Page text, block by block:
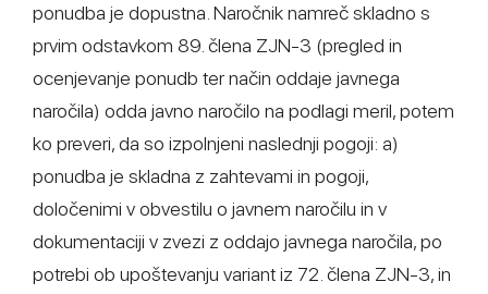
ponudba je dopustna. Naročnik namreč skladno s
prvim odstavkom 89. člena ZJN-3 (pregled in
ocenjevanje ponudb ter način oddaje javnega
naročila) odda javno naročilo na podlagi meril, potem
ko preveri, da so izpolnjeni naslednji pogoji: a)
ponudba je skladna z zahtevami in pogoji,
določenimi v obvestilu o javnem naročilu in v
dokumentaciji v zvezi z oddajo javnega naročila, po
potrebi ob upoštevanju variant iz 72. člena ZJN-3, in